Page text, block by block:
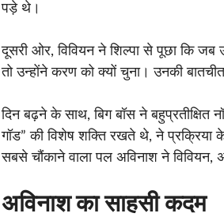
पड़े थे।
दूसरी ओर, विवियन ने शिल्पा से पूछा कि
तो उन्होंने करण को क्यों चुना। उनकी
दिन बढ़ने के साथ, बिग बॉस ने बहुप्रतीक्षित
गॉड” की विशेष शक्ति रखते थे, ने प्रक्रिया
सबसे चौंकाने वाला पल अविनाश ने विवियन,
अविनाश का साहसी कदम